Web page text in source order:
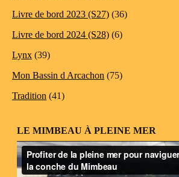
Livre de bord 2023 (S27) (36)
Livre de bord 2024 (S28) (6)
Lynx (39)
Mon Bassin d Arcachon (75)
Tradition (41)
LE MIMBEAU À PLEINE MER
Lecteur
vidéo